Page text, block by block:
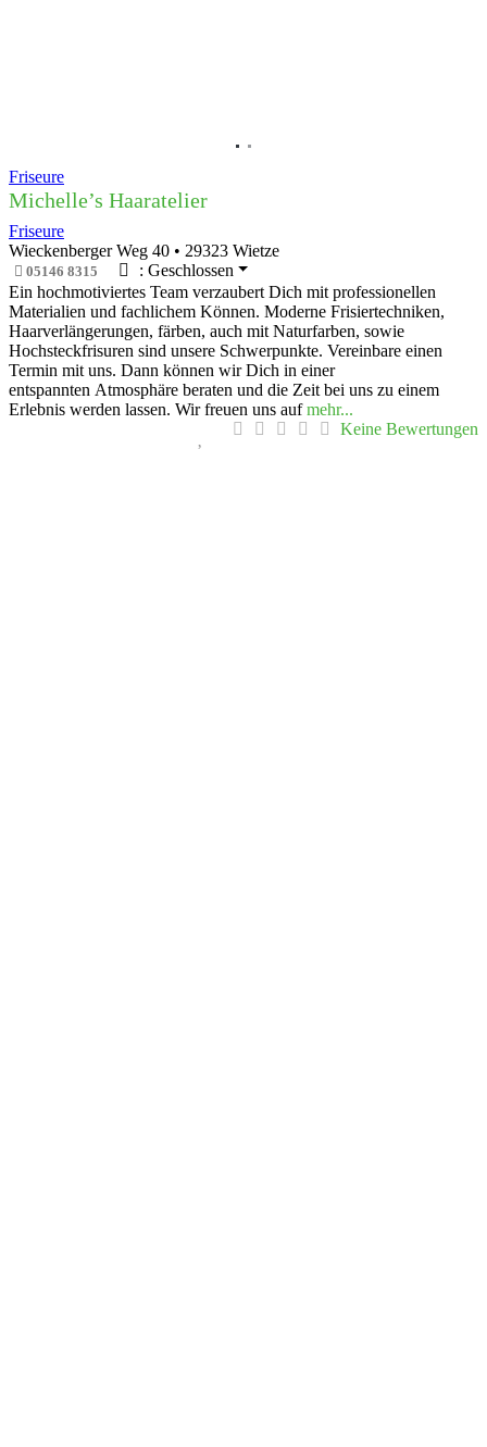
Friseure
Michelle’s Haaratelier
Friseure
Wieckenberger Weg 40 • 29323 Wietze
05146 8315 : Geschlossen
Ein hochmotiviertes Team verzaubert Dich mit professionellen
Materialien und fachlichem Können. Moderne Frisiertechniken,
Haarverlängerungen, färben, auch mit Naturfarben, sowie
Hochsteckfrisuren sind unsere Schwerpunkte. Vereinbare einen
Termin mit uns. Dann können wir Dich in einer
entspannten Atmosphäre beraten und die Zeit bei uns zu einem
Erlebnis werden lassen. Wir freuen uns aufmehr...
Keine Bewertungen